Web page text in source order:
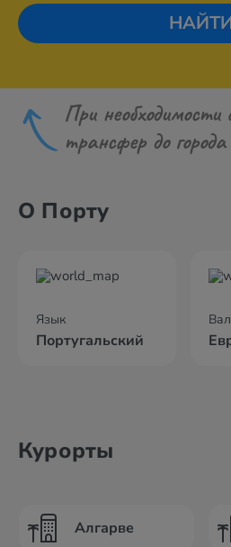
При необходимости
трансфер до
О Порту
Язык
Португальский
Курорты
Алгарве